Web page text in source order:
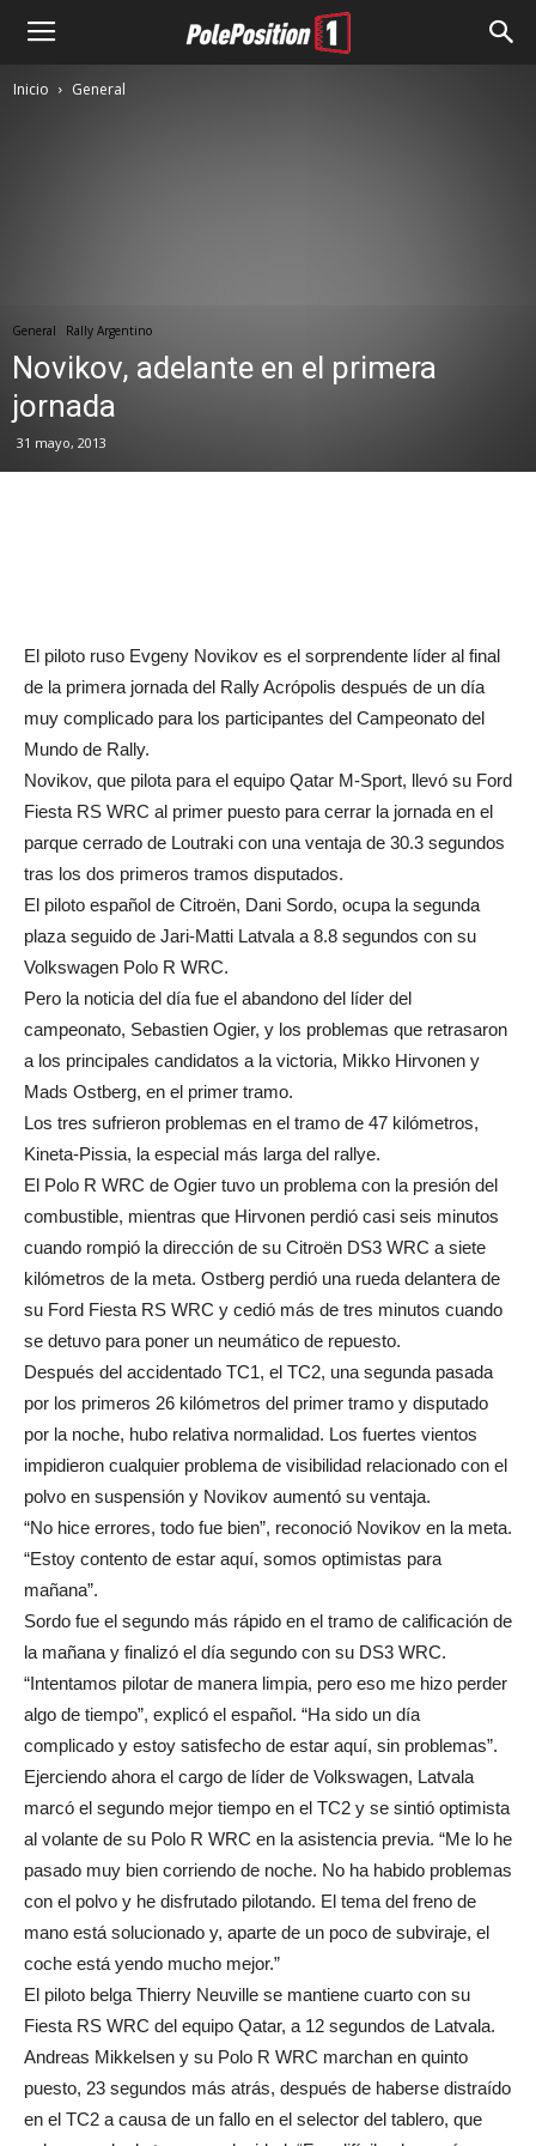
Inicio General
General Rally Argentino
Novikov, adelante en el primera
jornada
31 mayo, 2013
El piloto ruso Evgeny Novikov es el sorprendente líder al final
de la primera jornada del Rally Acrópolis después de un día
muy complicado para los participantes del Campeonato del
Mundo de Rally.
Novikov, que pilota para el equipo Qatar M-Sport, llevó su Ford
Fiesta RS WRC al primer puesto para cerrar la jornada en el
parque cerrado de Loutraki con una ventaja de 30.3 segundos
tras los dos primeros tramos disputados.
El piloto español de Citroën, Dani Sordo, ocupa la segunda
plaza seguido de Jari-Matti Latvala a 8.8 segundos con su
Volkswagen Polo R WRC.
Pero la noticia del día fue el abandono del líder del
campeonato, Sebastien Ogier, y los problemas que retrasaron
a los principales candidatos a la victoria, Mikko Hirvonen y
Mads Ostberg, en el primer tramo.
Los tres sufrieron problemas en el tramo de 47 kilómetros,
Kineta-Pissia, la especial más larga del rallye.
El Polo R WRC de Ogier tuvo un problema con la presión del
combustible, mientras que Hirvonen perdió casi seis minutos
cuando rompió la dirección de su Citroën DS3 WRC a siete
kilómetros de la meta. Ostberg perdió una rueda delantera de
su Ford Fiesta RS WRC y cedió más de tres minutos cuando
se detuvo para poner un neumático de repuesto.
Después del accidentado TC1, el TC2, una segunda pasada
por los primeros 26 kilómetros del primer tramo y disputado
por la noche, hubo relativa normalidad. Los fuertes vientos
impidieron cualquier problema de visibilidad relacionado con el
polvo en suspensión y Novikov aumentó su ventaja.
“No hice errores, todo fue bien”, reconoció Novikov en la meta.
“Estoy contento de estar aquí, somos optimistas para
mañana”.
Sordo fue el segundo más rápido en el tramo de calificación de
la mañana y finalizó el día segundo con su DS3 WRC.
“Intentamos pilotar de manera limpia, pero eso me hizo perder
algo de tiempo”, explicó el español. “Ha sido un día
complicado y estoy satisfecho de estar aquí, sin problemas”.
Ejerciendo ahora el cargo de líder de Volkswagen, Latvala
marcó el segundo mejor tiempo en el TC2 y se sintió optimista
al volante de su Polo R WRC en la asistencia previa. “Me lo he
pasado muy bien corriendo de noche. No ha habido problemas
con el polvo y he disfrutado pilotando. El tema del freno de
mano está solucionado y, aparte de un poco de subviraje, el
coche está yendo mucho mejor.”
El piloto belga Thierry Neuville se mantiene cuarto con su
Fiesta RS WRC del equipo Qatar, a 12 segundos de Latvala.
Andreas Mikkelsen y su Polo R WRC marchan en quinto
puesto, 23 segundos más atrás, después de haberse distraído
en el TC2 a causa de un fallo en el selector del tablero, que